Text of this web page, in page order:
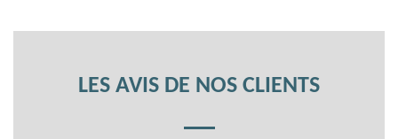
LES AVIS DE NOS CLIENTS